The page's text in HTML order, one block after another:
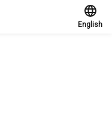
English